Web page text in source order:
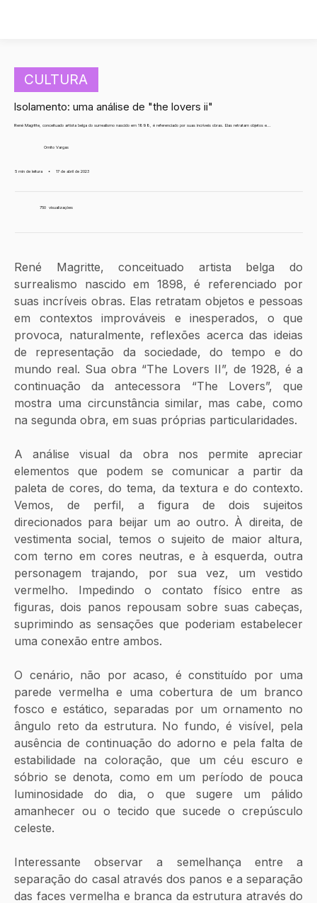
CULTURA
Isolamento: uma análise de "the lovers ii"
René Magritte, conceituado artista belga do surrealismo nascido em 1898, é referenciado por suas incríveis obras. Elas retratam objetos e...
Ornito Vargas
5 min de leitura • 17 de abril de 2023
750 visualizações
René Magritte, conceituado artista belga do
surrealismo nascido em 1898, é referenciado por
suas incríveis obras. Elas retratam objetos e pessoas
em contextos improváveis e inesperados, o que
provoca, naturalmente, reflexões acerca das ideias
de representação da sociedade, do tempo e do
mundo real. Sua obra “The Lovers II”, de 1928, é a
continuação da antecessora “The Lovers”, que
mostra uma circunstância similar, mas cabe, como
na segunda obra, em suas próprias particularidades.
A análise visual da obra nos permite apreciar
elementos que podem se comunicar a partir da
paleta de cores, do tema, da textura e do contexto.
Vemos, de perfil, a figura de dois sujeitos
direcionados para beijar um ao outro. À direita, de
vestimenta social, temos o sujeito de maior altura,
com terno em cores neutras, e à esquerda, outra
personagem trajando, por sua vez, um vestido
vermelho. Impedindo o contato físico entre as
figuras, dois panos repousam sobre suas cabeças,
suprimindo as sensações que poderiam estabelecer
uma conexão entre ambos.
O cenário, não por acaso, é constituído por uma
parede vermelha e uma cobertura de um branco
fosco e estático, separadas por um ornamento no
ângulo reto da estrutura. No fundo, é visível, pela
ausência de continuação do adorno e pela falta de
estabilidade na coloração, que um céu escuro e
sóbrio se denota, como em um período de pouca
luminosidade do dia, o que sugere um pálido
amanhecer ou o tecido que sucede o crepúsculo
celeste.
Interessante observar a semelhança entre a
separação do casal através dos panos e a separação
das faces vermelha e branca da estrutura através do